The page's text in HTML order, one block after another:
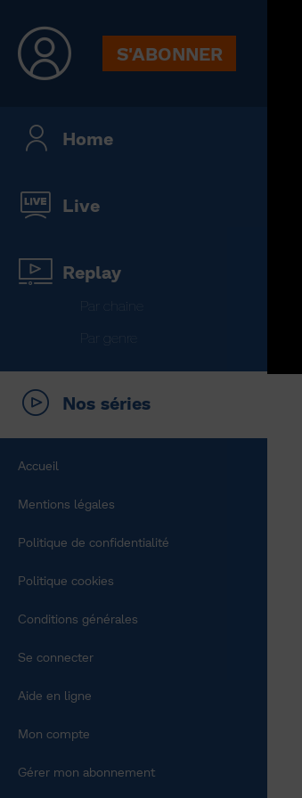
S'ABONNER
Home
Live
Replay
Par chaine
Par genre
Nos séries
Accueil
Mentions légales
Politique de confidentialité
Politique cookies
Conditions générales
Se connecter
Aide en ligne
Mon compte
Gérer mon abonnement